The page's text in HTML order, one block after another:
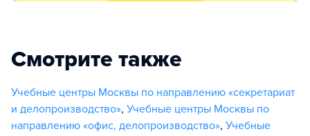
Смотрите также
Учебные центры Москвы по направлению «секретариат
и делопроизводство», Учебные центры Москвы по
направлению «офис, делопроизводство», Учебные